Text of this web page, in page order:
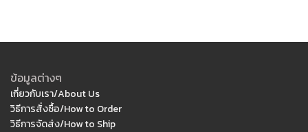
ข้อมูลต่างๆ
เกี่ยวกับเรา/About Us
วิธีการสั่งซื้อ/How to Order
วิธีการจัดส่ง/How to Ship